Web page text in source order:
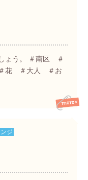
ょう。 ＃南区 ＃
花 ＃大人 ＃お
ジ